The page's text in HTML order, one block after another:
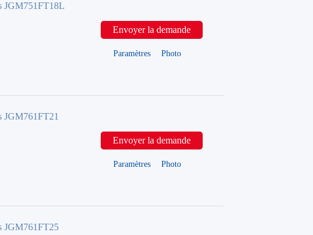
JGM751FT18L
Envoyer la demande
Paramètres Photo
JGM761FT21
Envoyer la demande
Paramètres Photo
JGM761FT25